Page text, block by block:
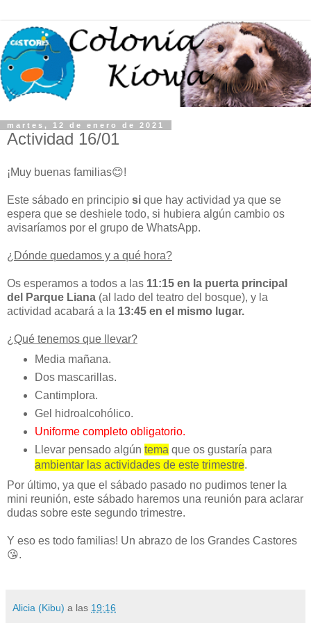
martes, 12 de enero de 2021
Actividad 16/01
¡Muy buenas familias😊!
Este sábado en principio si que hay actividad ya que se
espera que se deshiele todo, si hubiera algún cambio os
avisaríamos por el grupo de WhatsApp.
¿Dónde quedamos y a qué hora?
Os esperamos a todos a las 11:15 en la puerta principal
del Parque Liana (al lado del teatro del bosque), y la
actividad acabará a la 13:45 en el mismo lugar.
¿Qué tenemos que llevar?
Media mañana.
Dos mascarillas.
Cantimplora.
Gel hidroalcohólico.
Uniforme completo obligatorio.
Llevar pensado algún tema que os gustaría para
ambientar las actividades de este trimestre.
Por último, ya que el sábado pasado no pudimos tener la
mini reunión, este sábado haremos una reunión para aclarar
dudas sobre este segundo trimestre.
Y eso es todo familias! Un abrazo de los Grandes Castores
😘.
Alicia (Kibu) a las 19:16